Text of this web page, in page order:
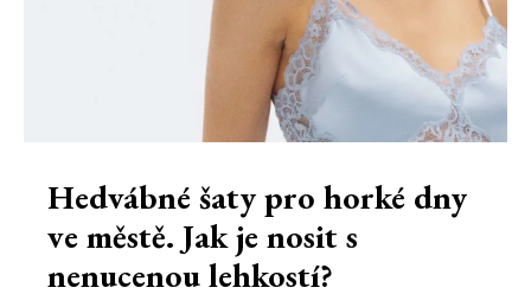
Hedvábné šaty pro horké dny
ve městě. Jak je nosit s
nenucenou lehkostí?